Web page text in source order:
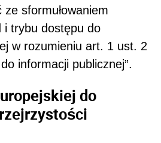
sformułowaniem
i trybu dostępu do
w rozumieniu art. 1 ust. 2
informacji publicznej”.
do